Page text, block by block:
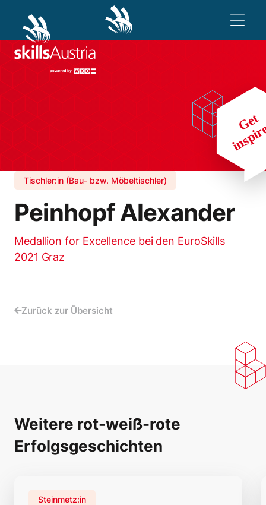
Tischler:in (Bau- bzw. Möbeltischler)
Peinhopf Alexander
Medallion for Excellence bei den EuroSkills
2021 Graz
Zurück zur Übersicht
Weitere rot-weiß-rote
Erfolgsgeschichten
Steinmetz:in